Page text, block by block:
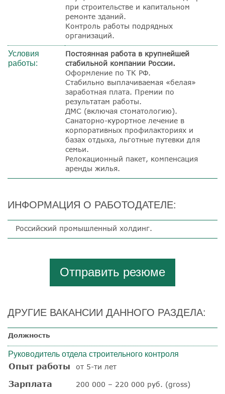
при строительстве и капитальном
ремонте зданий.
Контроль работы подрядных
организаций.
Условия
работы:
Постоянная работа в крупнейшей
стабильной компании России.
Оформление по ТК РФ.
Стабильно выплачиваемая «белая»
заработная плата. Премии по
результатам работы.
ДМС (включая стоматологию).
Санаторно-курортное лечение в
корпоративных профилакториях и
базах отдыха, льготные путевки для
семьи.
Релокационный пакет, компенсация
аренды жилья.
ИНФОРМАЦИЯ О РАБОТОДАТЕЛЕ:
Российский промышленный холдинг.
Отправить резюме
ДРУГИЕ ВАКАНСИИ ДАННОГО РАЗДЕЛА:
Должность
Руководитель отдела строительного контроля
Опыт работы от 5-ти лет
Зарплата 200 000 – 220 000 руб. (gross)